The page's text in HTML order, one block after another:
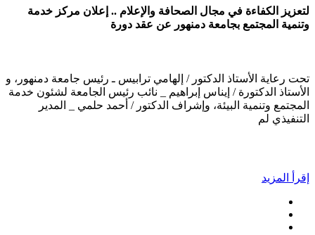
لتعزيز الكفاءة في مجال الصحافة والإعلام .. إعلان مركز خدمة
وتنمية المجتمع بجامعة دمنهور عن عقد دورة
تحت رعاية الأستاذ الدكتور / إلهامي ترابيس ـ رئيس جامعة دمنهور، و
الأستاذ الدكتورة / إيناس إبراهيم _ نائب رئيس الجامعة لشئون خدمة
المجتمع وتنمية البيئة، وإشراف الدكتور / أحمد حلمي _ المدير
التنفيذي لم
إقرأ المزيد